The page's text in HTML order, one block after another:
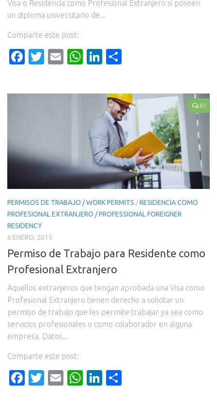
Visa o Residencia como Profesional Extranjero si poseen
un diploma universitario de...
Comparte este post:
Facebook
Twitter
EmailWhatsApp
LinkedIn
82
PERMISOS DE TRABAJO / WORK PERMITS /RESIDENCIA COMO
PROFESIONAL EXTRANJERO / PROFESSIONAL FOREIGNER
RESIDENCY
6 ENERO, 2015
Permiso de Trabajo para Residente como
Profesional Extranjero
Aquellos extranjeros que tengan aprobada una Visa como
Profesional Extranjero tienen derecho a solicitar un
permiso de trabajo que les permite trabajar ya sea como
servicios profesionales o como colaborador en alguna
empresa. Datos...
Comparte este post:
Facebook
Twitter
EmailWhatsApp
LinkedIn